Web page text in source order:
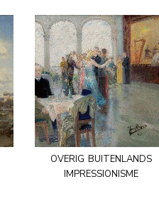
overig buitenlands
impressionisme